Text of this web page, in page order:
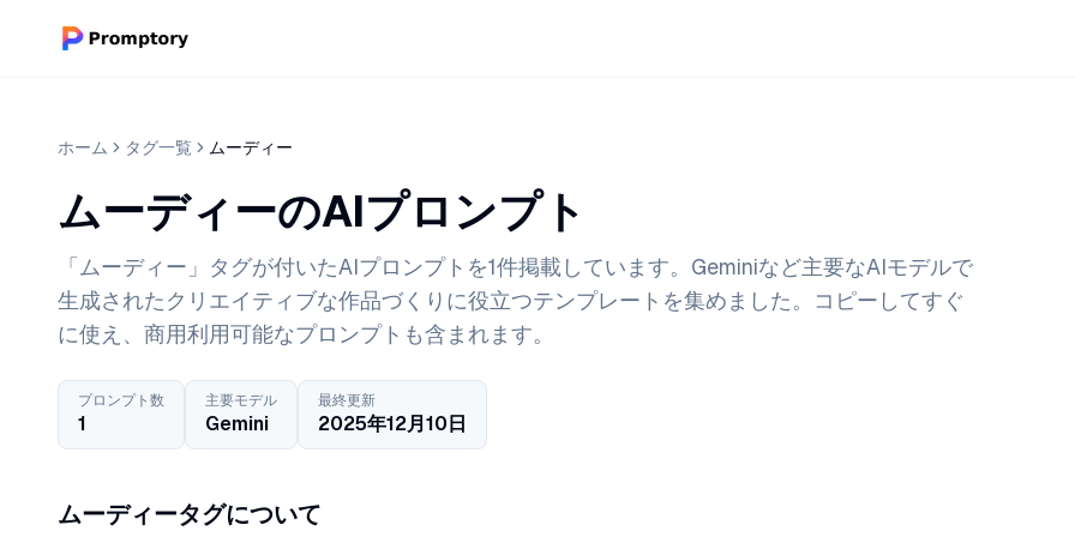
ホーム タグ一覧 ムーディー
ムーディーのAIプロンプト
「ムーディー」タグが付いたAIプロンプトを1件掲載しています。Geminiなど主要なAIモデルで
生成されたクリエイティブな作品づくりに役立つテンプレートを集めました。コピーしてすぐ
に使え、商用利用可能なプロンプトも含まれます。
プロンプト数
1
主要モデル
Gemini
最終更新
2025年12月10日
ムーディータグについて